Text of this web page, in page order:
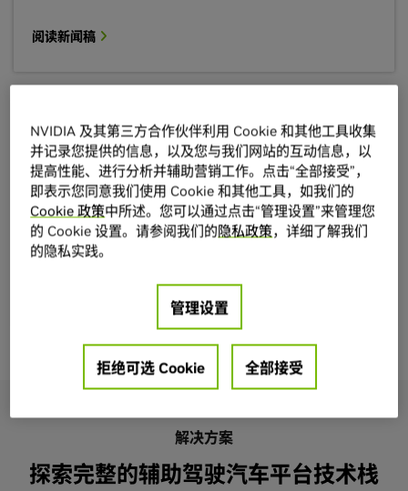
阅读新闻稿
NVIDIA 推出 Alpamayo Super，并扩展开放式自动
驾驶汽车生态系统
Alpamayo 2 Super 是一款有 320 亿参数的 VLA 推理模
型，专为具备 L4 级无人驾驶出租车能力的自动驾驶汽车
而设计。
解决方案
探索完整的辅助驾驶汽车平台技术栈
NVIDIA 及其第三方合作伙伴利用 Cookie 和其他工具收集
并记录您提供的信息，以及您与我们网站的互动信息，以
提高性能、进行分析并辅助营销工作。点击“全部接受”，
即表示您同意我们使用 Cookie 和其他工具，如我们的
Cookie 政策中所述。您可以通过点击“管理设置”来管理您
的 Cookie 设置。请参阅我们的隐私政策，详细了解我们
的隐私实践。
管理设置
拒绝可选 Cookie 全部接受